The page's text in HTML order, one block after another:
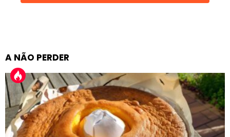
A NÃO PERDER